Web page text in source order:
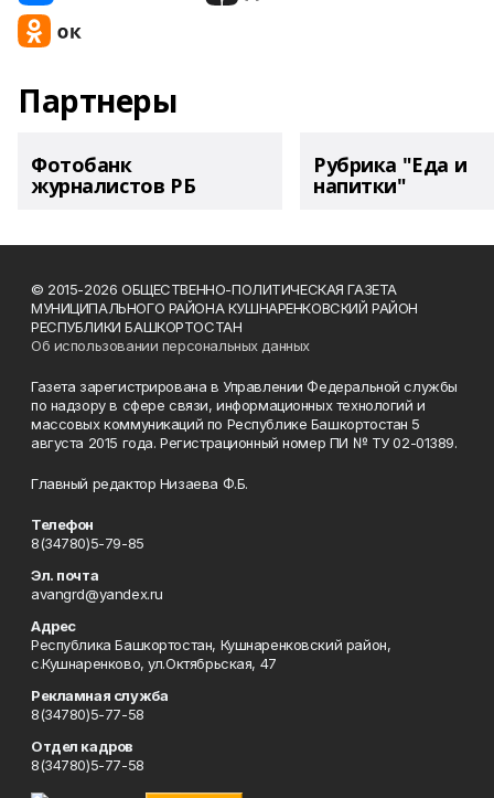
Партнеры
Фотобанк
журналистов РБ
Рубрика "Еда и
напитки"
© 2015-2026 ОБЩЕСТВЕННО-ПОЛИТИЧЕСКАЯ ГАЗЕТА
МУНИЦИПАЛЬНОГО РАЙОНА КУШНАРЕНКОВСКИЙ РАЙОН
РЕСПУБЛИКИ БАШКОРТОСТАН
Об использовании персональных данных
Газета зарегистрирована в Управлении Федеральной службы
по надзору в сфере связи, информационных технологий и
массовых коммуникаций по Республике Башкортостан 5
августа 2015 года. Регистрационный номер ПИ № ТУ 02-01389.
Главный редактор Низаева Ф.Б.
Телефон
8(34780)5-79-85
Эл. почта
avangrd@yandex.ru
Адрес
Республика Башкортостан, Кушнаренковский район,
с.Кушнаренково, ул.Октябрьская, 47
Рекламная служба
8(34780)5-77-58
Отдел кадров
8(34780)5-77-58